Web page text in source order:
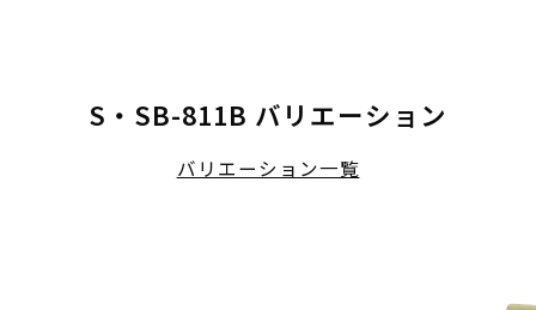
S・SB-811B バリエーション
バリエーション一覧